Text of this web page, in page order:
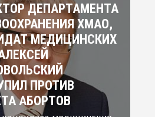
ДЕПАРТАМЕНТА
ХМАО,
МЕДИЦИНСКИХ
ПРОТИВ
АБОРТОВ